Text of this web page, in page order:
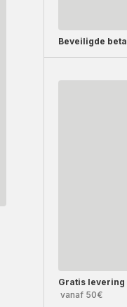
Beveiligde
Gratis levering
vanaf 50€